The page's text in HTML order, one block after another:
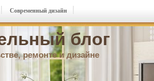
блог
ремонте и дизайне
Современный дизайн